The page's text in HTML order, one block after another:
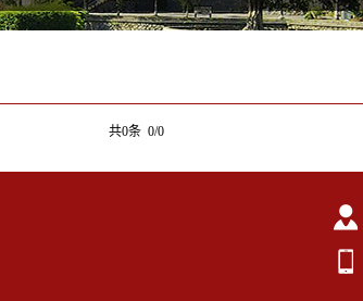
共0条 0/0